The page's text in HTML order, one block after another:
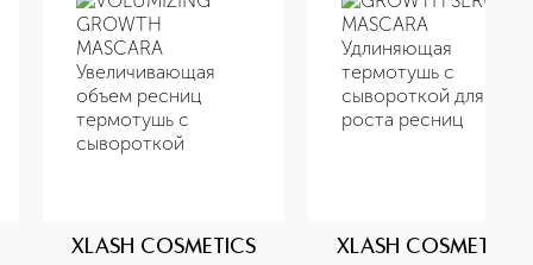
XLASH COSMETICS XLASH COSMETICS